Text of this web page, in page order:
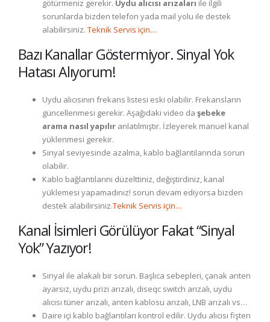
götürmeniz gerekir. Uydu alıcısı arızaları ile ilgili
sorunlarda bizden telefon yada mail yolu ile destek
alabilirsiniz. Teknik Servis için…
Bazı Kanallar Göstermiyor. Sinyal Yok
Hatası Alıyorum!
Uydu alıcısının frekans listesi eski olabilir. Frekansların
güncellenmesi gerekir. Aşağıdaki video da şebeke
arama nasıl yapılır anlatılmıştır. İzleyerek manuel kanal
yüklenmesi gerekir.
Sinyal seviyesinde azalma, kablo bağlantılarında sorun
olabilir.
Kablo bağlantılarını düzelttiniz, değiştirdiniz, kanal
yüklemesi yapamadınız! sorun devam ediyorsa bizden
destek alabilirsiniz.Teknik Servis için…
Kanal İsimleri Görülüyor Fakat “Sinyal
Yok” Yazıyor!
Sinyal ile alakalı bir sorun. Başlıca sebepleri, çanak anten
ayarsız, uydu prizi arızalı, diseqc switch arızalı, uydu
alıcısı tüner arızalı, anten kablosu arızalı, LNB arızalı vs…
Daire içi kablo bağlantıları kontrol edilir. Uydu alıcısı fişten